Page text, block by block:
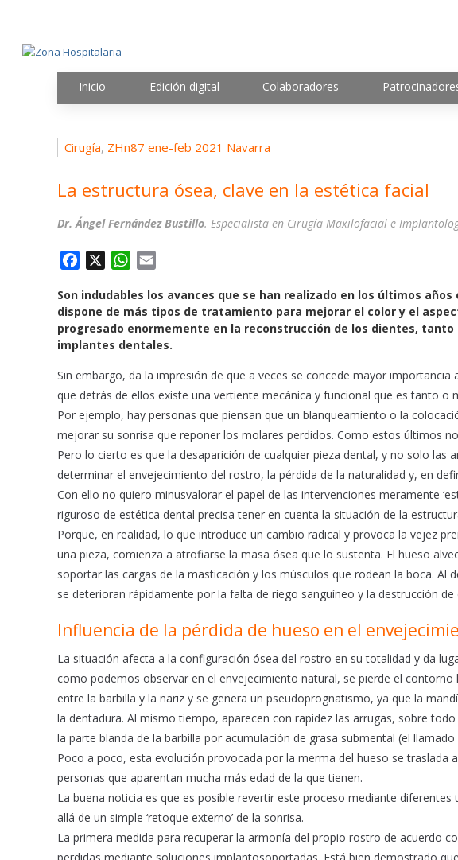
Inicio Edición digital Colaboradores
Cirugía, ZHn87 ene-feb 2021 Navarra
La estructura ósea, clave en la estética facial
Dr. Ángel Fernández Bustillo. Especialista en Cirugía Maxilofacial e
c
e
b
o
k
W
a
t
s
p
p
a
i
l
Son indudables los avances que se han realizado en los últimos
dispone de más tipos de tratamiento para mejorar el color y el
progresado enormemente en la reconstrucción de los dientes,
implantes dentales.
Sin embargo, da la impresión de que a veces se concede mayor
que detrás de ellos existe una vertiente mecánica y funcional que es tanto o
Por ejemplo, hay personas que piensan que un blanqueamiento o la
mejorar su sonrisa que reponer los molares perdidos. Como estos últimos
Pero lo cierto es que la desaparición de cualquier pieza dental, y no solo las
determinar el envejecimiento del rostro, la pérdida de la naturalidad y, en
Con ello no quiero minusvalorar el papel de las intervenciones meramente
riguroso de estética dental precisa tener en cuenta la situación de la
Porque, en realidad, lo que introduce un cambio radical y provoca la vejez
una pieza, comienza a atrofiarse la masa ósea que lo sustenta. El hueso
soportar las cargas de la masticación y los músculos que rodean la boca.
se deterioran rápidamente por la falta de riego sanguíneo y la destrucción de
Influencia de la pérdida de hueso en el
La situación afecta a la configuración ósea del rostro en su totalidad y da
como podemos observar en el envejecimiento natural, se pierde el contorno
entre la barbilla y la nariz y se genera un pseudoprognatismo, ya que la
la dentadura. Al mismo tiempo, aparecen con rapidez las arrugas, sobre
la parte blanda de la barbilla por acumulación de grasa submental (el llamado
Poco a poco, esta evolución provocada por la merma del hueso se
personas que aparentan mucha más edad de la que tienen.
La buena noticia es que es posible revertir este proceso mediante
allá de un simple ‘retoque externo’ de la sonrisa.
La primera medida para recuperar la armonía del propio rostro de acuerdo